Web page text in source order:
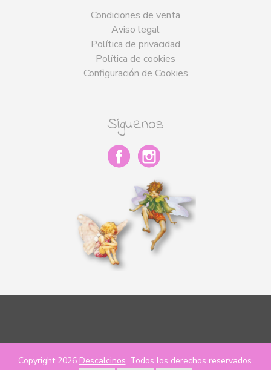
Condiciones de venta
Aviso legal
Política de privacidad
Política de cookies
Configuración de Cookies
Síguenos
Copyright 2026 Descalcinos. Todos los derechos reservados.